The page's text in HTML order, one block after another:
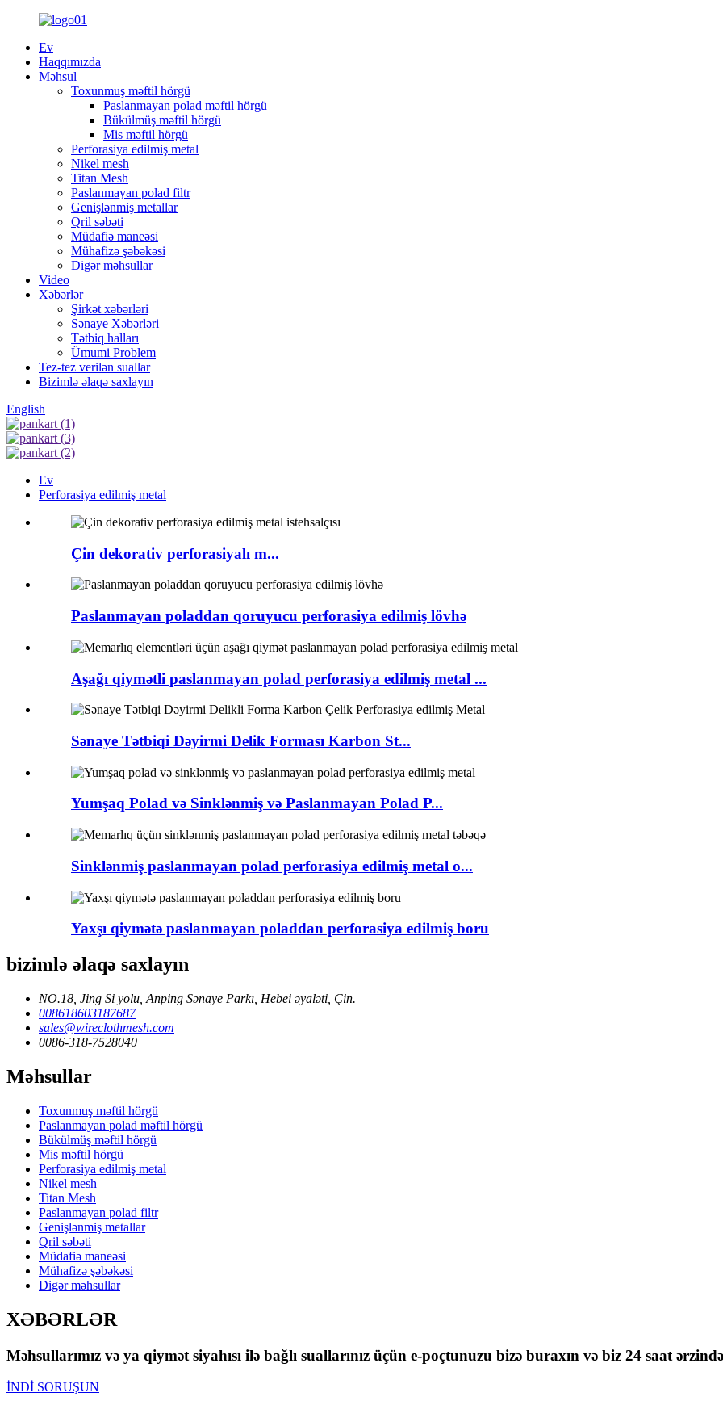
Ev
Haqqımızda
Məhsul
Toxunmuş məftil hörgü
Paslanmayan polad məftil hörgü
Bükülmüş məftil hörgü
Mis məftil hörgü
Perforasiya edilmiş metal
Nikel mesh
Titan Mesh
Paslanmayan polad filtr
Genişlənmiş metallar
Qril səbəti
Müdafiə maneəsi
Mühafizə şəbəkəsi
Digər məhsullar
Video
Xəbərlər
Şirkət xəbərləri
Sənaye Xəbərləri
Tətbiq halları
Ümumi Problem
Tez-tez verilən suallar
Bizimlə əlaqə saxlayın
English
Ev
Perforasiya edilmiş metal
Çin dekorativ perforasiyalı m...
Paslanmayan poladdan qoruyucu perforasiya edilmiş lövhə
Aşağı qiymətli paslanmayan polad perforasiya edilmiş metal ...
Sənaye Tətbiqi Dəyirmi Delik Forması Karbon St...
Yumşaq Polad və Sinklənmiş və Paslanmayan Polad P...
Sinklənmiş paslanmayan polad perforasiya edilmiş metal o...
Yaxşı qiymətə paslanmayan poladdan perforasiya edilmiş boru
bizimlə əlaqə saxlayın
NO.18, Jing Si yolu, Anping Sənaye Parkı, Hebei əyaləti, Çin.
008618603187687
sales@wireclothmesh.com
0086-318-7528040
Məhsullar
Toxunmuş məftil hörgü
Paslanmayan polad məftil hörgü
Bükülmüş məftil hörgü
Mis məftil hörgü
Perforasiya edilmiş metal
Nikel mesh
Titan Mesh
Paslanmayan polad filtr
Genişlənmiş metallar
Qril səbəti
Müdafiə maneəsi
Mühafizə şəbəkəsi
Digər məhsullar
XƏBƏRLƏR
Məhsullarımız və ya qiymət siyahısı ilə bağlı suallarınız üçün e-poçtunuzu bizə buraxın və biz 24 saat
İNDİ SORUŞUN